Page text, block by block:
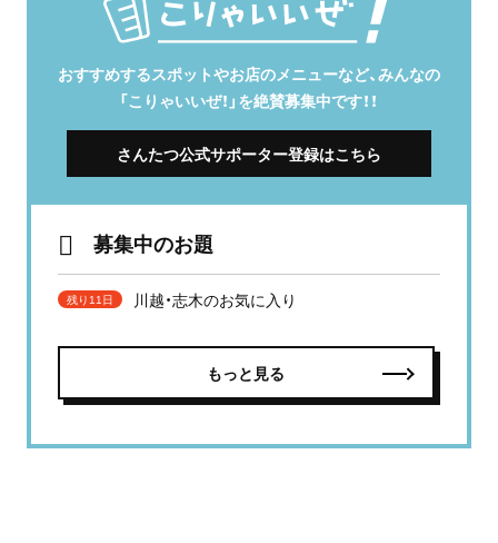
おすすめするスポットやお店のメニューなど、みんなの
「こりゃいいぜ！」を絶賛募集中です！！
さんたつ公式サポーター登録はこちら
募集中のお題
残り11日 川越・志木のお気に入り
もっと見る